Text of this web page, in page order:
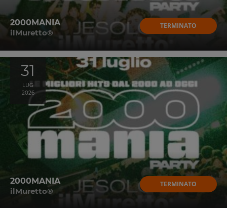
2000MANIA
ilMuretto®
TERMINATO
31
LUG
2026
2000MANIA
ilMuretto®
TERMINATO